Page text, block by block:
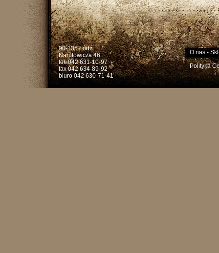
90-135 Łódź
Narutowicza 46
tel. 042 631-10-97
fax 042 634-89-92
biuro 042 630-71-41
O nas-
Polityka